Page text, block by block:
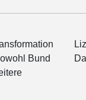
Bund